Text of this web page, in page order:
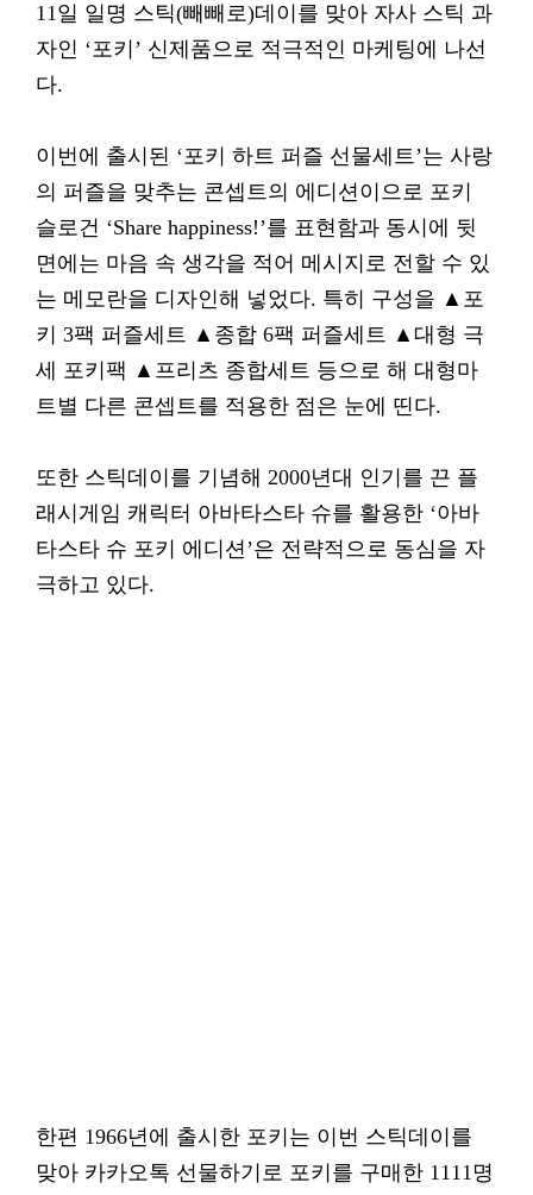
11일 일명 스틱(빼빼로)데이를 맞아 자사 스틱 과
자인 ‘포키’ 신제품으로 적극적인 마케팅에 나선
다.
이번에 출시된 ‘포키 하트 퍼즐 선물세트’는 사랑
의 퍼즐을 맞추는 콘셉트의 에디션이으로 포키
슬로건 ‘Share happiness!’를 표현함과 동시에 뒷
면에는 마음 속 생각을 적어 메시지로 전할 수 있
는 메모란을 디자인해 넣었다. 특히 구성을 ▲포
키 3팩 퍼즐세트 ▲종합 6팩 퍼즐세트 ▲대형 극
세 포키팩 ▲프리츠 종합세트 등으로 해 대형마
트별 다른 콘셉트를 적용한 점은 눈에 띤다.
또한 스틱데이를 기념해 2000년대 인기를 끈 플
래시게임 캐릭터 아바타스타 슈를 활용한 ‘아바
타스타 슈 포키 에디션’은 전략적으로 동심을 자
극하고 있다.
한편 1966년에 출시한 포키는 이번 스틱데이를
맞아 카카오톡 선물하기로 포키를 구매한 1111명